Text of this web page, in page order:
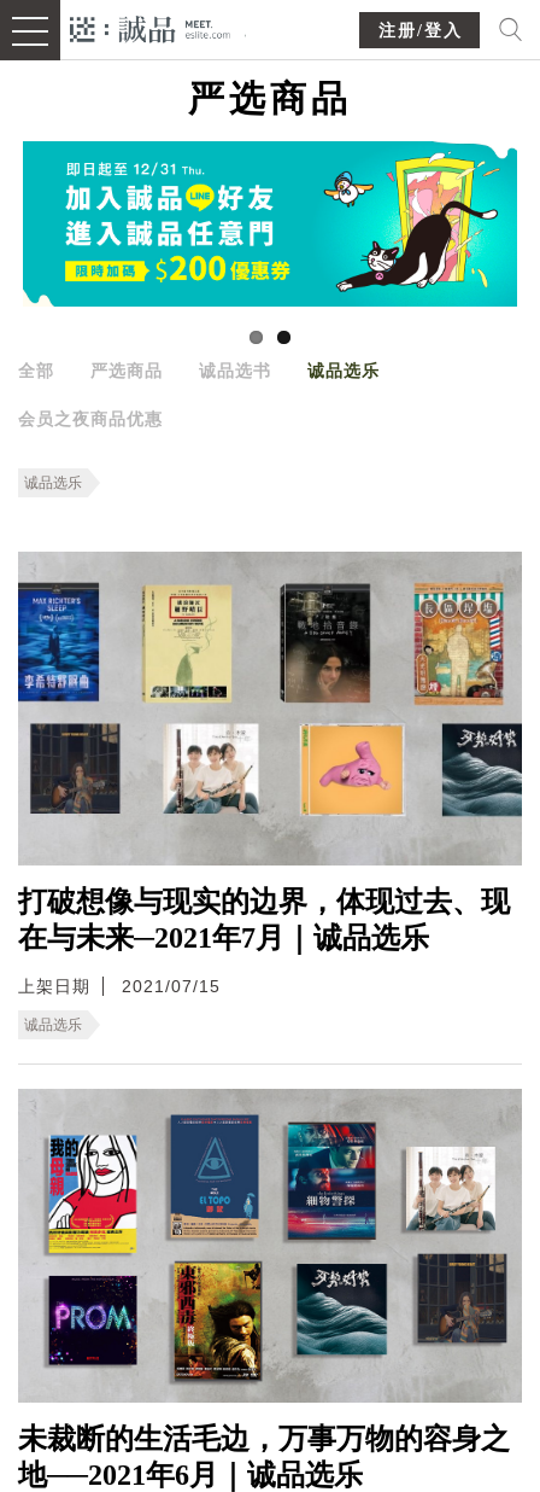
注册/登入
严选商品
全部 严选商品 诚品选书 诚品选乐
会员之夜商品优惠
诚品选乐
打破想像与现实的边界，体现过去、现
在与未来─2021年7月｜诚品选乐
上架日期 2021/07/15
诚品选乐
未裁断的生活毛边，万事万物的容身之
地──2021年6月｜诚品选乐